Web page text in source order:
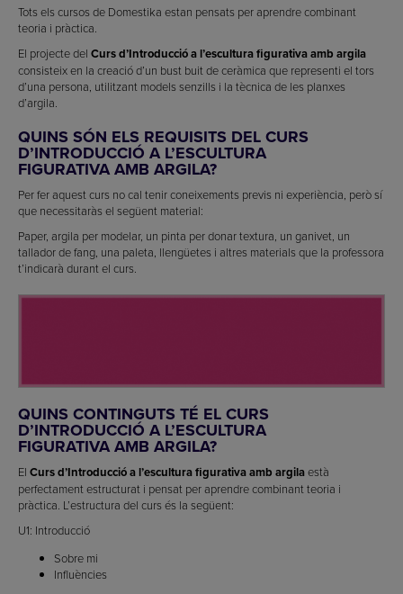
Tots els cursos de Domestika estan pensats per aprendre combinant
teoria i pràctica.
El projecte del Curs d’Introducció a l’escultura figurativa amb argila
consisteix en la creació d’un bust buit de ceràmica que representi el tors
d’una persona, utilitzant models senzills i la tècnica de les planxes
d’argila.
QUINS SÓN ELS REQUISITS DEL CURS
D’INTRODUCCIÓ A L’ESCULTURA
FIGURATIVA AMB ARGILA?
Per fer aquest curs no cal tenir coneixements previs ni experiència, però sí
que necessitaràs el següent material:
Paper, argila per modelar, un pinta per donar textura, un ganivet, un
tallador de fang, una paleta, llengüetes i altres materials que la professora
t’indicarà durant el curs.
QUINS CONTINGUTS TÉ EL CURS
D’INTRODUCCIÓ A L’ESCULTURA
FIGURATIVA AMB ARGILA?
El Curs d’Introducció a l’escultura figurativa amb argilaestà
perfectament estructurat i pensat per aprendre combinant teoria i
pràctica. L’estructura del curs és la següent:
U1: Introducció
Sobre mi
Influències